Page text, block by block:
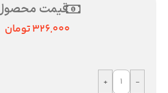
قیمت
326,000تومان
-
+